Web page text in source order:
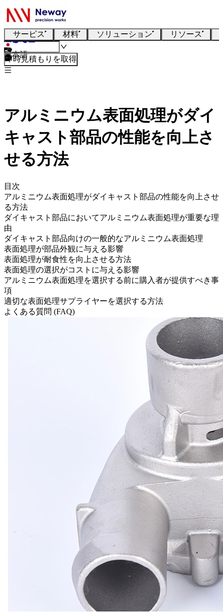
サービス 材料 ソリューション リソース
日本語
即時見積もりを取得
アルミニウム表面処理がダイ
キャスト部品の性能を向上さ
せる方法
目次
アルミニウム表面処理がダイキャスト部品の性能を向上させ
る方法
ダイキャスト部品においてアルミニウム表面処理が重要な理
由
ダイキャスト部品向けの一般的なアルミニウム表面処理
表面処理が部品外観に与える影響
表面処理が耐食性を向上させる方法
表面処理の選択がコストに与える影響
アルミニウム表面処理を選択する前に購入者が提供すべき事
項
適切な表面処理サプライヤーを選択する方法
よくある質問 (FAQ)